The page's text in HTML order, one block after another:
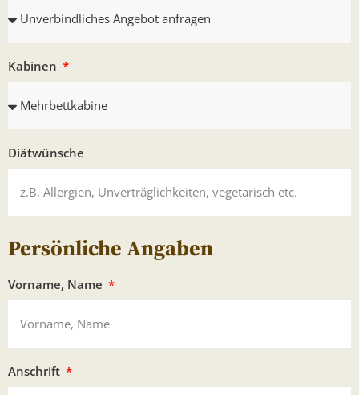
Kabinen
Diätwünsche
Persönliche Angaben
Vorname, Name
Anschrift